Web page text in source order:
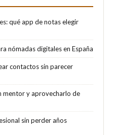
qué app de notas elegir
nómadas digitales en España
contactos sin parecer
mentor y aprovecharlo de
sin perder años